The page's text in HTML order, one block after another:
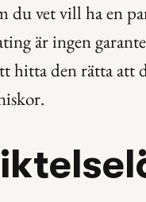
du vet vill ha en
är ingen
hitta den rätta att